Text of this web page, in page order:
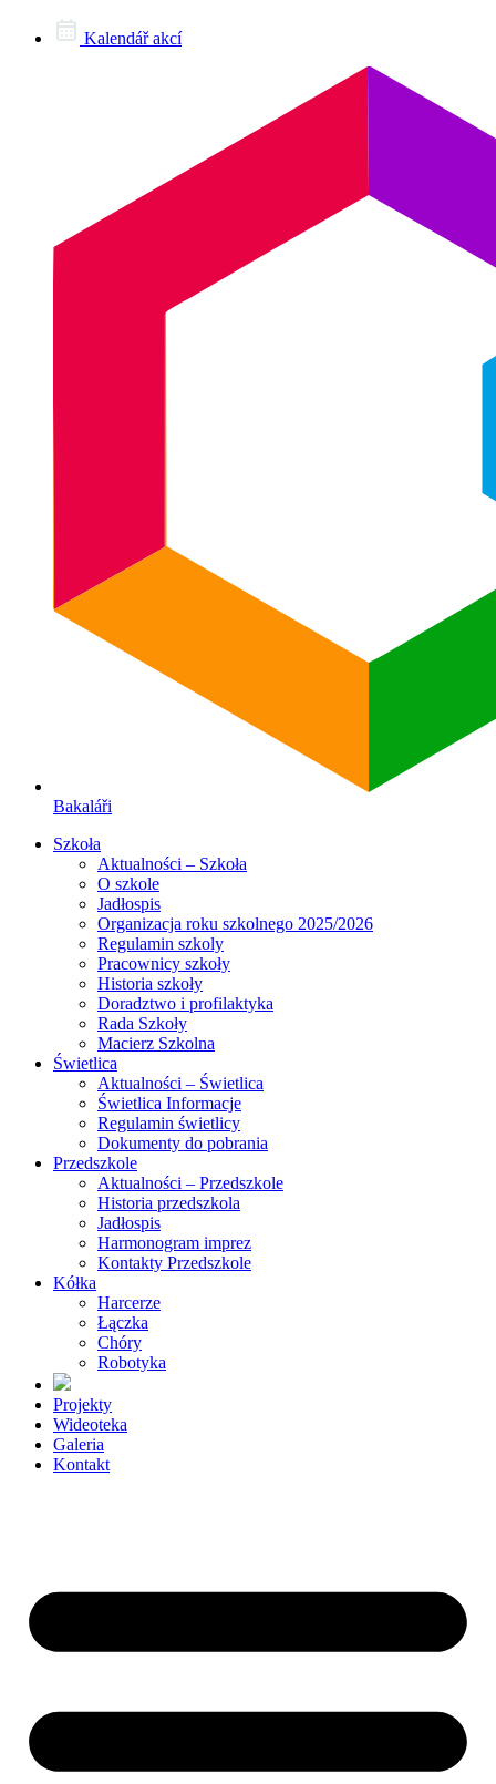
Kalendář akcí
Bakaláři
Szkoła
Aktualności – Szkoła
O szkole
Jadłospis
Organizacja roku szkolnego 2025/2026
Regulamin szkoly
Pracownicy szkoły
Historia szkoły
Doradztwo i profilaktyka
Rada Szkoły
Macierz Szkolna
Świetlica
Aktualności – Świetlica
Świetlica Informacje
Regulamin świetlicy
Dokumenty do pobrania
Przedszkole
Aktualności – Przedszkole
Historia przedszkola
Jadłospis
Harmonogram imprez
Kontakty Przedszkole
Kółka
Harcerze
Łączka
Chóry
Robotyka
Projekty
Wideoteka
Galeria
Kontakt